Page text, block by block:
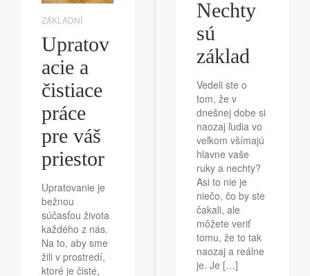
ZÁKLADNÍ
Upratov
acie a
čistiace
práce
pre váš
priestor
Upratovanie je
bežnou
súčasťou života
každého z nás.
Na to, aby sme
žili v prostredí,
ktoré je čisté,
Nechty
sú
základ
Vedeli ste o
tom, že v
dnešnej dobe si
naozaj ľudia vo
veľkom všímajú
hlavne vaše
ruky a nechty?
Asi to nie je
niečo, čo by ste
čakali, ale
môžete veriť
tomu, že to tak
naozaj a reálne
je. Je […]